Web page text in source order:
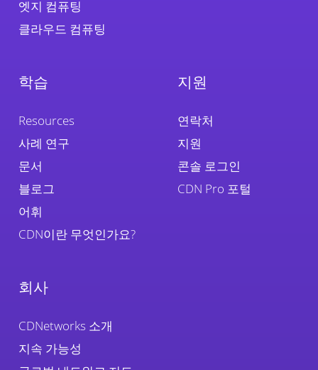
엣지 컴퓨팅
클라우드 컴퓨팅
학습
Resources
사례 연구
문서
블로그
어휘
CDN이란 무엇인가요?
지원
연락처
지원
콘솔 로그인
CDN Pro 포털
회사
CDNetworks 소개
지속 가능성